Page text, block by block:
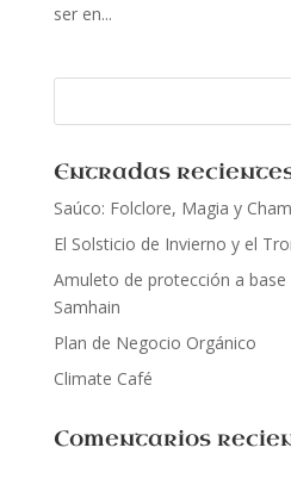
ser en...
Entradas
Saúco: Folclore, Magia y
El Solsticio de Invierno y el
Amuleto de protección a base
Samhain
Plan de Negocio Orgánico
Climate Café
Comentarios